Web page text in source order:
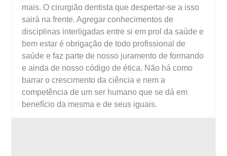
mais. O cirurgião dentista que despertar-se a isso
sairá na frente. Agregar conhecimentos de
disciplinas interligadas entre si em prol da saúde e
bem estar é obrigação de todo profissional de
saúde e faz parte de nosso juramento de formando
e ainda de nosso código de ética. Não há como
barrar o crescimento da ciência e nem a
competência de um ser humano que se dá em
benefício da mesma e de seus iguais.